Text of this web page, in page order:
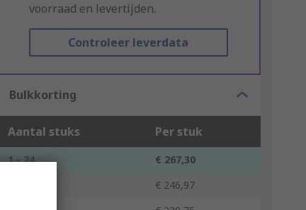
voorraad en levertijden.
Controleer leverdata
Bulkkorting
Aantal stuks Per stuk
1 - 24
€ 267,30
€ 246,97